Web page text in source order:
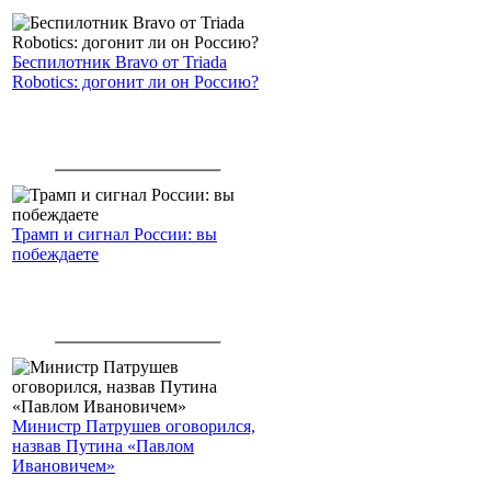
Беспилотник Bravo от Triada
Robotics: догонит ли он Россию?
Трамп и сигнал России: вы
побеждаете
Министр Патрушев оговорился,
назвав Путина «Павлом
Ивановичем»